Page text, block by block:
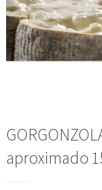
aproximado